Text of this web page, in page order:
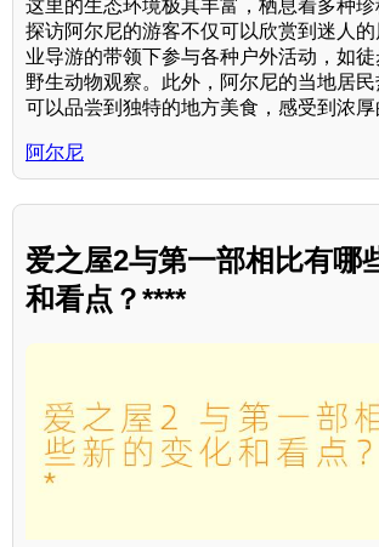
这里的生态环境极其丰富，栖息着多种珍
探访阿尔尼的游客不仅可以欣赏到迷人
业导游的带领下参与各种户外活动，如
野生动物观察。此外，阿尔尼的当地居
可以品尝到独特的地方美食，感受到浓厚
阿尔尼
爱之屋2与第一部相比有哪
和看点？****